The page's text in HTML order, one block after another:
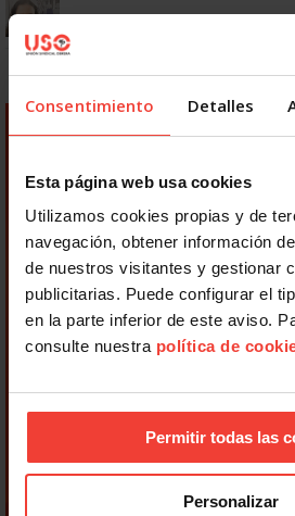
Consentimiento Detalles
Esta página web usa cookies
Utilizamos cookies propias y de
navegación, obtener información
de nuestros visitantes y gestionar
publicitarias. Puede configurar el
en la parte inferior de este aviso.
consulte nuestra política de
Permitir todas las
Personalizar